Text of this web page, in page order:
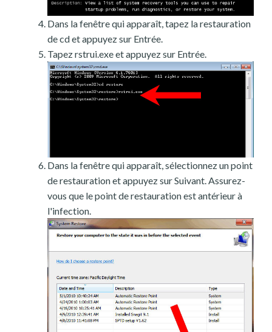
Dans la fenêtre qui apparaît, tapez la restauration
de cd et appuyez sur Entrée.
Tapez rstrui.exe et appuyez sur Entrée.
Dans la fenêtre qui apparaît, sélectionnez un point
de restauration et appuyez sur Suivant. Assurez-
vous que le point de restauration est antérieur à
l'infection.